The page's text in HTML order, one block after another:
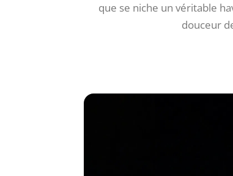
que se niche un véritable
douceur